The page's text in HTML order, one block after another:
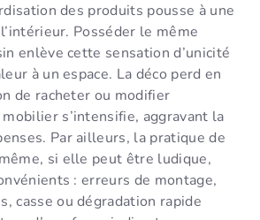
des produits pousse à une
Posséder le même
enlève cette sensation d’unicité
à un espace. La déco perd en
de racheter ou modifier
s’intensifie, aggravant la
Par ailleurs, la pratique de
si elle peut être ludique,
: erreurs de montage,
casse ou dégradation rapide